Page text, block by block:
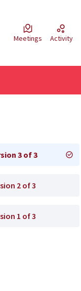
Meetings Activity
3 of 3
2 of 3
1 of 3